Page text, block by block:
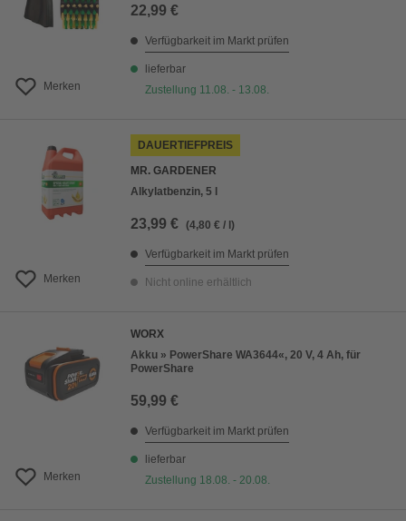
Merken
22,99 €
Verfügbarkeit im Markt prüfen
lieferbar
Zustellung 11.08. - 13.08.
Merken
DAUERTIEFPREIS
MR. GARDENER
Alkylatbenzin, 5 l
23,99 € (4,80 € / l)
Verfügbarkeit im Markt prüfen
Nicht online erhältlich
Merken
WORX
Akku » PowerShare WA3644«, 20 V, 4 Ah, für
PowerShare
59,99 €
Verfügbarkeit im Markt prüfen
lieferbar
Zustellung 18.08. - 20.08.